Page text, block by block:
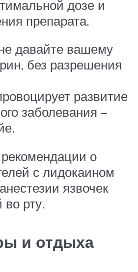
дозе и
препарата.
давайте вашему
без разрешения
развитие
заболевания –
о
с лидокаином
язвочек
рту.
и отдыха